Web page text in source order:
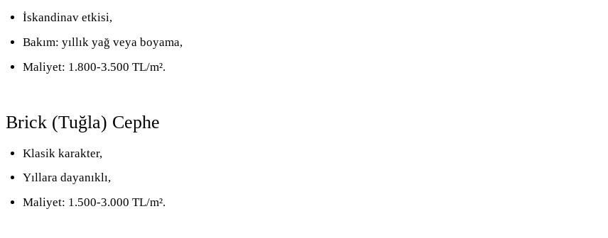
İskandinav etkisi,
Bakım: yıllık yağ veya boyama,
Maliyet: 1.800-3.500 TL/m².
Brick (Tuğla) Cephe
Klasik karakter,
Yıllara dayanıklı,
Maliyet: 1.500-3.000 TL/m².